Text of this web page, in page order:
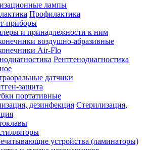
лампы
Профилактика
приборы
и принадлежности к ним
воздушно-абразивные
Air-Flo
Рентгенодиагностика
датчики
защита
портативные
Стерилизация,
устройства (ламинаторы)